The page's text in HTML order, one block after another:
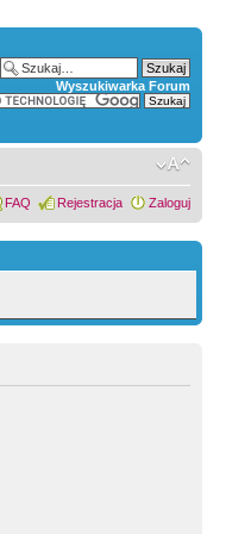
Wyszukiwarka Forum
FAQ Rejestracja Zaloguj